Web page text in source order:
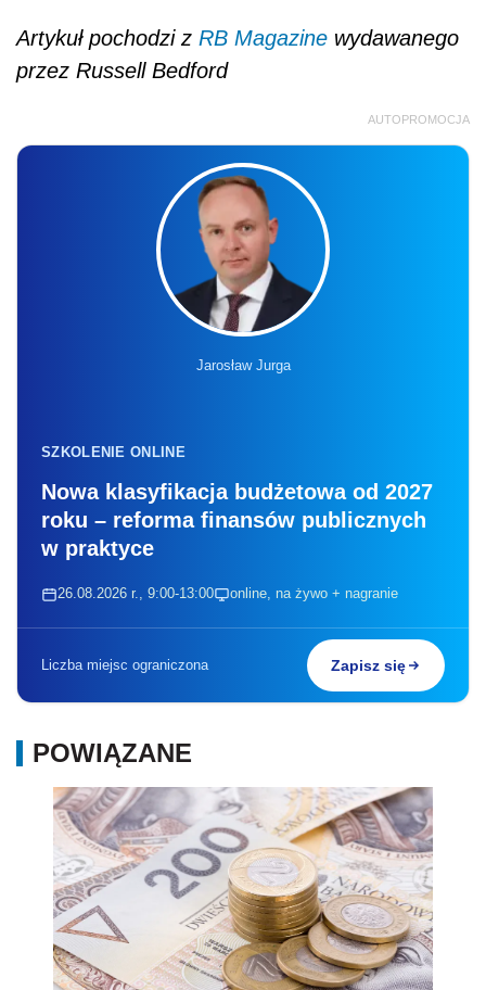
Artykuł pochodzi z RB Magazine wydawanego
przez Russell Bedford
AUTOPROMOCJA
Jarosław Jurga
SZKOLENIE ONLINE
Nowa klasyfikacja budżetowa od 2027
roku – reforma finansów publicznych
w praktyce
26.08.2026 r., 9:00-13:00 online, na żywo + nagranie
Liczba miejsc ograniczona Zapisz się
POWIĄZANE